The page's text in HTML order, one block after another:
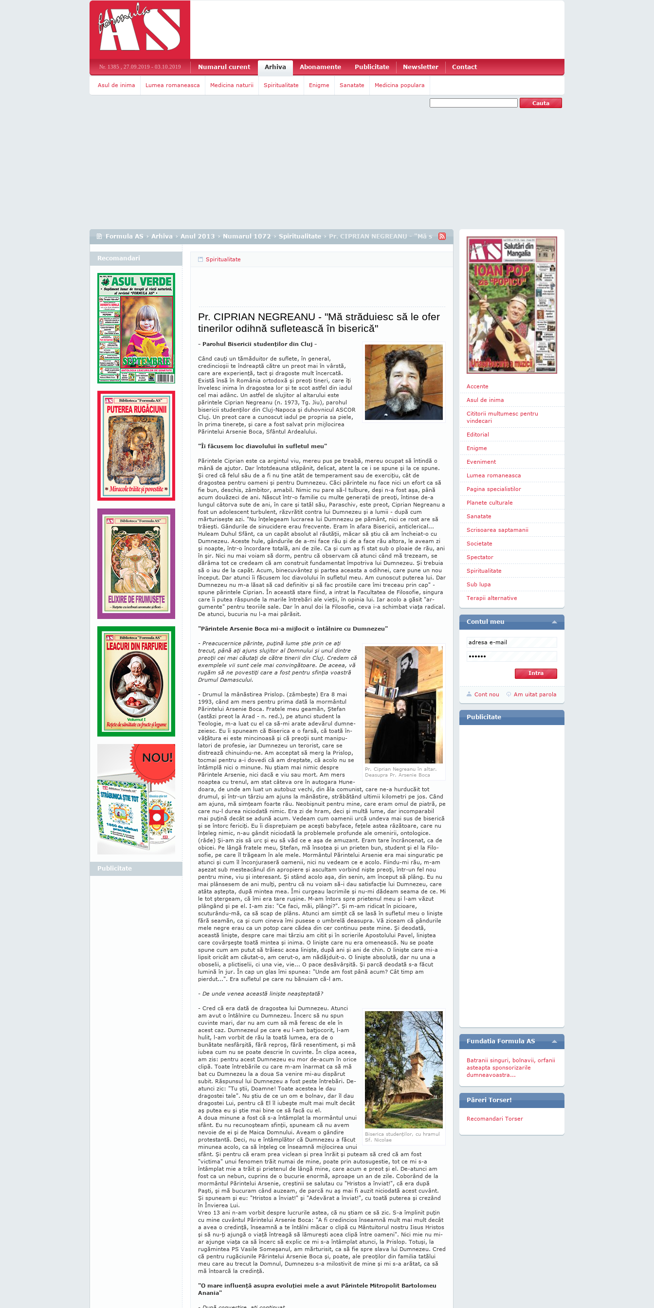
Nr. 1385 , 27.09.2019 - 03.10.2019 Numarul curent Arhiva Abonamente Publicitate Newsletter Contact
Asul de inima Lumea romaneasca Medicina naturii Spiritualitate Enigme Sanatate Medicina populara
Formula AS › Arhiva › Anul 2013 › Numarul 1072 › Spiritualitate › Pr. CIPRIAN NEGREANU - "Mă străduiesc să le ofer tinerilor odihnă sufletească în biserică"
Spiritualitate
Pr. CIPRIAN NEGREANU - "Mă străduiesc să le ofer
tinerilor odihnă sufletească în biserică"
- Parohul Bisericii studenţilor din Cluj -
Când cauţi un tămăduitor de suflete, în gene­ral,
credincioşii te îndreaptă către un preot mai în vârstă,
care are experienţă, tact şi dragoste mult încercată.
Există însă în România orto­doxă şi preoţi tineri, care îţi
învelesc inima în dragostea lor şi te scot astfel din iadul
cel mai adânc. Un astfel de slujitor al altarului este
părintele Ciprian Negreanu (n. 1973, Tg. Jiu), parohul
bisericii studenţilor din Cluj-Napoca şi duhovnicul ASCOR
Cluj. Un preot care a cu­noscut iadul pe pro­pria sa piele,
în prima tinereţe, şi care a fost salvat prin mijlocirea
Părintelui Arsenie Boca, Sfântul Ardealului.
"Îi făcusem loc diavolului în sufletul meu"
Părintele Ciprian este ca argintul viu, me­reu pus pe treabă, mereu ocupat să întin­dă o
mână de ajutor. Dar întotdeauna stă­pânit, delicat, atent la ce i se spune şi la ce spune.
Şi cred că felul său de a fi nu ţine atât de tempe­rament sau de exerciţiu, cât de
dragostea pentru oameni şi pentru Dumne­zeu. Căci părintele nu face nici un efort ca să
fie bun, deschis, zâmbitor, amabil. Nimic nu pare să-l tulbure, deşi n-a fost aşa, până
acum douăzeci de ani. Născut într-o familie cu multe generaţii de preoţi, întinse de-a
lun­gul câtorva sute de ani, în care şi tatăl său, Paraschiv, este preot, Ciprian Negrea­nu a
fost un adolescent turbulent, răzvrătit contra lui Dumnezeu şi a lumii - după cum
mărturiseşte azi. "Nu înţelegeam lucrarea lui Dumnezeu pe pământ, nici ce rost are să
trăieşti. Gândurile de sinucidere erau frec­vente. Eram în afara Bisericii, anticle­ri­cal...
Huleam Duhul Sfânt, ca un capăt ab­solut al răutăţii, măcar să ştiu că am în­che­iat-o cu
Dumnezeu. Aceste hule, gân­durile de a-mi face rău şi de a face rău altora, le aveam zi
şi noapte, într-o încordare totală, ani de zile. Ca şi cum aş fi stat sub o ploaie de rău, ani
în şir. Nici nu mai voiam să dorm, pentru că observam că atunci când mă trezeam, se
dărâma tot ce credeam că am construit fundamentat împotriva lui Dumnezeu. Şi trebuia
să o iau de la capăt. Acum, binecuvântez şi partea aceasta a odihnei, care pune un nou
început. Dar atunci îi făcu­sem loc dia­vo­lului în sufletul meu. Am cunoscut pute­rea lui. Dar
Dumnezeu nu m-a lăsat să cad defini­tiv şi să fac pros­tiile care îmi treceau prin cap" -
spune pă­rin­tele Ci­prian. În această stare fiind, a intrat la Facul­tatea de Filosofie, singura
care îi putea răspunde la ma­rile întrebări ale vieţii, în opinia lui. Iar acolo a găsit "ar­­
gumente" pentru teoriile sale. Dar în anul doi la Filosofie, ceva i-a schimbat viaţa ra­dical.
De atunci, bucuria nu l-a mai părăsit.
"Părintele Arsenie Boca mi-a mijlocit o întâlnire cu Dumnezeu"
Pr. Ciprian Negrea­nu în altar.
Deasupra Pr. Arsenie Boca
- Preacucernice părinte, puţină lume ştie prin ce aţi
trecut, până aţi ajuns sluji­tor al Domnului şi unul dintre
preoţii cei mai căutaţi de către tinerii din Cluj. Cre­dem că
exemplele vii sunt cele mai convin­gă­toare. De aceea, vă
rugăm să ne poves­tiţi care a fost pentru sfinţia voastră
Dru­mul Damascului.
- Drumul la mânăstirea Prislop. (zâm­beşte) Era 8 mai
1993, când am mers pentru prima dată la mormântul
Părintelui Arsenie Boca. Fra­te­le meu geamăn, Ştefan
(astăzi preot la Arad - n. red.), pe atunci student la
Teologie, m-a luat cu el ca să-mi arate adevărul dumne­
zeiesc. Eu îi spuneam că Biserica e o farsă, că toată în­
vă­ţătura ei este mincinoasă şi că preoţii sunt manipu­
latori de profesie, iar Dumnezeu un terorist, care se
distrează chinuindu-ne. Am acceptat să merg la Prislop,
tocmai pentru a-i dovedi că am drepta­te, că acolo nu se
întâmplă nici o minune. Nu ştiam mai nimic despre
Părintele Arsenie, nici dacă e viu sau mort. Am mers
noap­tea cu trenul, am stat câteva ore în auto­gara Hune­
doara, de unde am luat un autobuz vechi, din ăla comu­nist, care ne-a hurducăit tot
drumul, şi într-un târziu am ajuns la mânăstire, străbătând ultimii kilome­tri pe jos. Când
am ajuns, mă simţeam foarte rău. Ne­obiş­nuit pen­tru mine, care eram omul de piatră, pe
care nu-l durea niciodată nimic. Era zi de hram, deci şi mul­tă lu­me, dar incomparabil
mai puţină decât se adună acum. Vedeam cum oamenii urcă undeva mai sus de biserică
şi se întorc fericiţi. Eu îi dis­preţuiam pe aceşti ba­by­face, feţele astea râză­toa­re, care nu
înţeleg ni­mic, n-au gândit niciodată la problemele profunde ale ome­nirii, ontologice.
(râde) Şi-am zis să urc şi eu să văd ce e aşa de amuzant. Eram tare încrâncenat, ca de
obicei. Pe lângă fratele meu, Ştefan, mă însoţea şi un prieten bun, student şi el la Filo­
sofie, pe care îl trăgeam în ale mele. Mormântul Pă­rintelui Arsenie era mai singuratic pe
atunci şi cum îl înconjuraseră oamenii, nici nu vedeam ce e acolo. Fiindu-mi rău, m-am
aşezat sub mesteacănul din apro­piere şi ascultam vorbind nişte preoţi, într-un fel nou
pentru mine, viu şi interesant. Şi stând acolo aşa, din senin, am început să plâng. Eu nu
mai plânsesem de ani mulţi, pentru că nu voiam să-i dau satisfacţie lui Dum­nezeu, care
atâta aştepta, după mintea mea. Îmi curgeau lacrimile şi nu-mi dădeam seama de ce. Mi
le tot ştergeam, că îmi era tare ruşine. M-am întors spre prietenul meu şi l-am văzut
plângând şi pe el. I-am zis: "Ce faci, măi, plângi?". Şi m-am ridicat în picioare,
scuturându-mă, ca să scap de plâns. Atunci am simţit că se lasă în sufletul meu o linişte
fără seamăn, ca şi cum cineva îmi pusese o umbrelă deasupra. Vă ziceam că gândurile
mele negre erau ca un potop care cădea din cer continuu peste mine. Şi deodată,
această linişte, despre care mai târziu am citit şi în scrierile Aposto­lului Pavel, liniştea
care covârşeşte toată mintea şi ini­ma. O linişte care nu era omenească. Nu se poate
spune cum am putut să trăiesc acea linişte, după ani şi ani de chin. O linişte care mi-a
lipsit oricât am căutat-o, am cerut-o, am nădăjduit-o. O linişte absolută, dar nu una a
oboselii, a plictiselii, ci una vie, vie... O pace desă­vârşită. Şi parcă deodată s-a făcut
lumină în jur. În cap un glas îmi spunea: "Unde am fost până acum? Cât timp am
pierdut...". Era sufletul pe care nu bănuiam că-l am.
- De unde venea această linişte neaşteptată?
Biserica studenţilor, cu hramul
Sf. Nicolae
- Cred că era dată de dragostea lui Dumnezeu. Atunci
am avut o întâlnire cu Dumnezeu. Încerc să nu spun
cuvinte mari, dar nu am cum să mă feresc de ele în
acest caz. Dumnezeul pe care eu l-am batjocorit, l-am
hulit, l-am vorbit de rău la toată lumea, era de o
bunătate nesfârşită, fără reproş, fără resentiment, şi mă
iubea cum nu se poate descrie în cuvinte. În clipa aceea,
am zis: pentru acest Dumnezeu eu mor de-acum în orice
clipă. Toate întrebă­rile cu care m-am înarmat ca să mă
bat cu Dumnezeu la a doua Sa venire mi-au dis­pă­rut
subit. Răspunsul lui Dumnezeu a fost peste întrebări. De-
atunci zic: "Tu ştii, Doamne! Toate acestea le dau
dragostei tale". Nu ştiu de ce un om e bolnav, dar îl dau
dragostei Lui, pentru că El îl iubeşte mult mai mult decât
aş putea eu şi ştie mai bine ce să facă cu el.
A doua minune a fost că s-a întâmplat la mormântul unui
sfânt. Eu nu recunoş­team sfinţii, spuneam că nu avem
nevoie de ei şi de Maica Domnului. Aveam o gândire
protestantă. Deci, nu e întâmplător că Dumnezeu a făcut
minunea acolo, ca să înţeleg ce înseamnă mijlocirea unui
sfânt. Şi pentru că eram prea viclean şi prea în­răit şi puteam să cred că am fost
"victima" unui fenomen trăit numai de mine, poate prin autosugestie, tot ce mi s-a
întâmplat mie a trăit şi prietenul de lângă mine, care acum e preot şi el. De-atunci am
fost ca un nebun, cuprins de o bucurie enormă, aproape un an de zile. Coborând de la
mormântul Părintelui Arsenie, creştinii se salutau cu "Hristos a înviat!", că era după
Paşti, şi mă bucuram când auzeam, de parcă nu aş mai fi auzit niciodată acest cuvânt.
Şi spuneam şi eu: "Hristos a înviat!" şi "Adevărat a înviat!", cu toată puterea şi crezând
în Învierea Lui.
Vreo 13 ani n-am vorbit despre lucrurile astea, că nu ştiam ce să zic. S-a împlinit puţin
cu mine cuvântul Părintelui Arsenie Boca: "A fi credincios înseamnă mult mai mult decât
a avea o credinţă, înseamnă a te în­tâlni măcar o clipă cu Mântuitorul nostru Iisus Hris­tos
şi să nu-ţi ajungă o viaţă întreagă să lămureşti acea cli­pă între oameni". Nici mie nu mi-
ar ajunge viaţa ca să încerc să explic ce mi s-a întâmplat atunci, la Pris­lop. To­tuşi, la
rugămintea PS Vasile Some­şa­nul, am mărturisit, ca să fie spre slava lui Dum­nezeu. Cred
că pentru rugăciunile Pă­rintelui Arsenie Boca şi, poate, ale preoţi­lor din familia tatălui
meu care au trecut la Dom­nul, Dumnezeu s-a milostivit de mine şi mi s-a arătat, ca să
mă întoarcă la cre­dinţă.
"O mare influenţă asupra evoluţiei mele a avut Părintele Mitropolit Bartolomeu
Anania"
Recomandari
Publicitate
Accente
Asul de inima
Cititorii multumesc pentru
vindecari
Editorial
Enigme
Eveniment
Lumea romaneasca
Pagina specialistilor
Planete culturale
Sanatate
Scrisoarea saptamanii
Societate
Spectator
Spiritualitate
Sub lupa
Terapii alternative
Contul meu
Cont nou Am uitat parola
Publicitate
Fundatia Formula AS
Batranii singuri, bolnavii, orfanii
asteapta sponsorizarile
dumneavoastra...
Păreri Torser!
Recomandari Torser